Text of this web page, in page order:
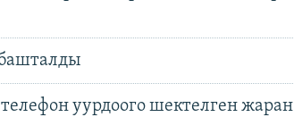
уурдоого шектелген жаран